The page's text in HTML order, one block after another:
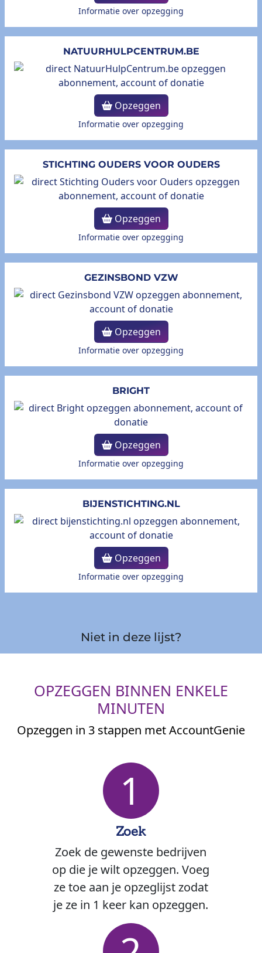
Informatie over opzegging
NATUURHULPCENTRUM.BE
Opzeggen
Informatie over opzegging
STICHTING OUDERS VOOR OUDERS
Opzeggen
Informatie over opzegging
GEZINSBOND VZW
Opzeggen
Informatie over opzegging
BRIGHT
Opzeggen
Informatie over opzegging
BIJENSTICHTING.NL
Opzeggen
Informatie over opzegging
Niet in deze lijst?
OPZEGGEN BINNEN ENKELE
MINUTEN
Opzeggen in 3 stappen met AccountGenie
1
Zoek
Zoek de gewenste bedrijven
op die je wilt opzeggen. Voeg
ze toe aan je opzeglijst zodat
je ze in 1 keer kan opzeggen.